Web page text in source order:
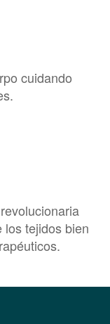
cuidando
tejidos bien